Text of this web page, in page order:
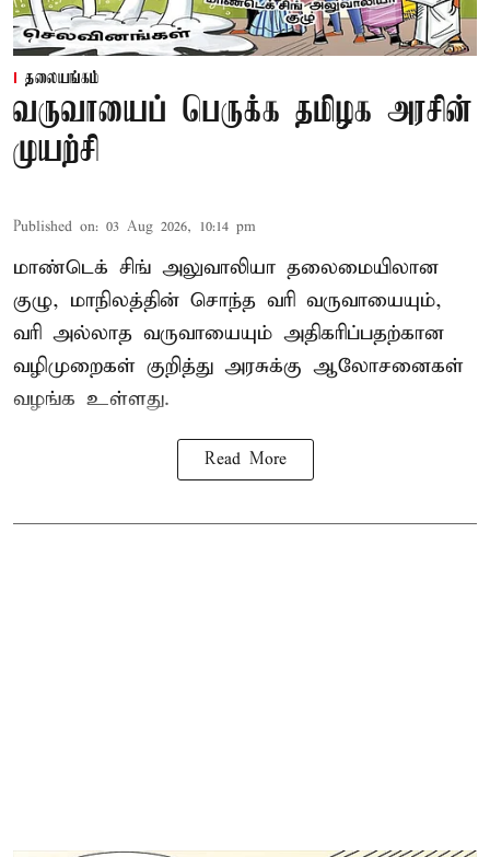
தலையங்கம்
வருவாயைப் பெருக்க தமிழக அரசின்
முயற்சி
Published on: 03 Aug 2026, 10:14 pm
மாண்டெக் சிங் அலுவாலியா தலைமையிலான
குழு, மாநிலத்தின் சொந்த வரி வருவாயையும்,
வரி அல்லாத வருவாயையும் அதிகரிப்பதற்கான
வழிமுறைகள் குறித்து அரசுக்கு ஆலோசனைகள்
வழங்க உள்ளது.
Read More